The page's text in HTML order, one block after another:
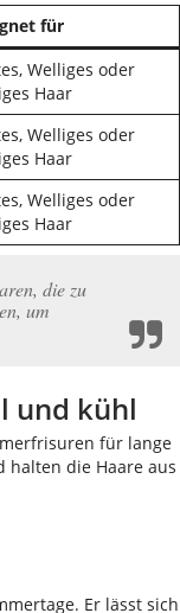
für
Welliges oder
Haar
Welliges oder
Haar
Welliges oder
Haar
die zu
um
und kühl
für lange
halten die Haare aus
Er lässt sich